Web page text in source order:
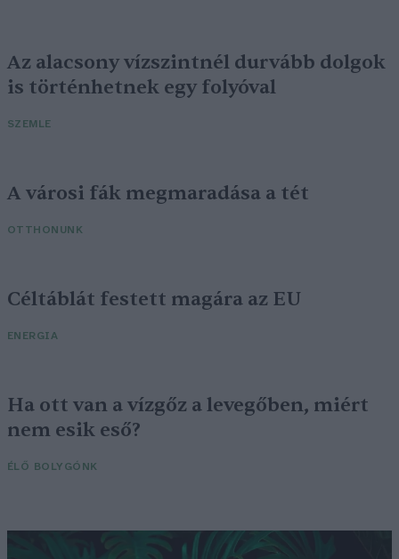
Az alacsony vízszintnél durvább dolgok
is történhetnek egy folyóval
SZEMLE
A városi fák megmaradása a tét
OTTHONUNK
Céltáblát festett magára az EU
ENERGIA
Ha ott van a vízgőz a levegőben, miért
nem esik eső?
ÉLŐ BOLYGÓNK